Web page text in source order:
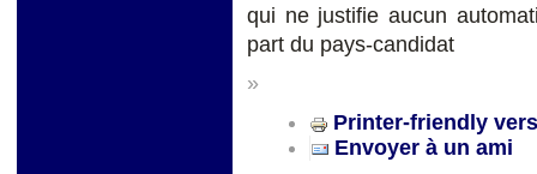
qui ne justifie aucun
part du pays-candidat
»
Printer-friendly
Envoyer à un ami